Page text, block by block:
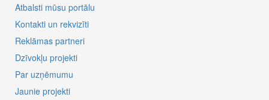
Atbalsti mūsu portālu
Kontakti un rekvizīti
Reklāmas partneri
Dzīvokļu projekti
Par uzņēmumu
Jaunie projekti